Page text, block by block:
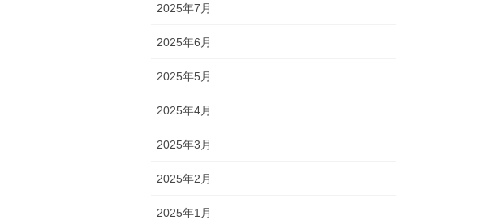
2025年7月
2025年6月
2025年5月
2025年4月
2025年3月
2025年2月
2025年1月